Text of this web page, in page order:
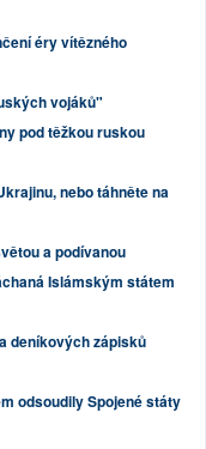
éry vítězného
vojáků"
pod těžkou ruskou
nebo táhněte na
a podívanou
Islámským státem
deníkových zápisků
odsoudily Spojené státy